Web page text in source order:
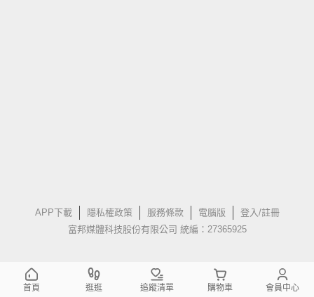
APP下載 隱私權政策 服務條款 電腦版
登入/註冊
富邦媒體科技股份有限公司 統編：27365925
首頁 逛逛 追蹤清單 購物車 會員中心